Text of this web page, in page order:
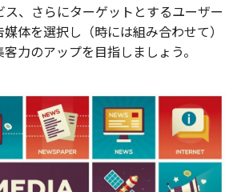
、さらにターゲットとするユーザー
体を選択し（時には組み合わせて）
力のアップを目指しましょう。